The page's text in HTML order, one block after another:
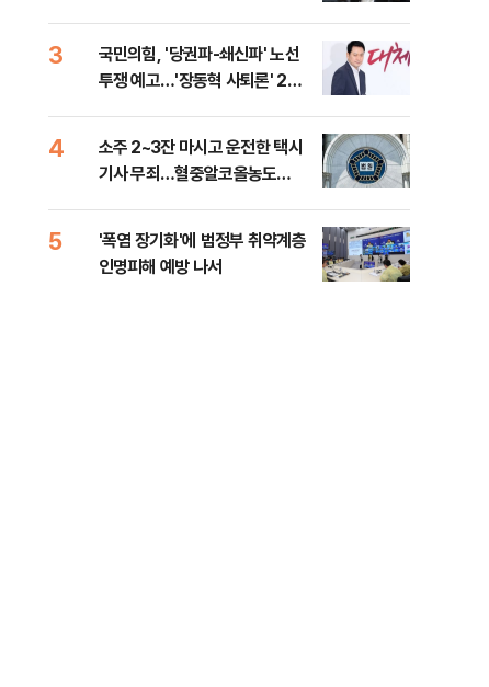
3
국민의힘, '당권파-쇄신파' 노선
투쟁 예고…'장동혁 사퇴론' 2차
4
소주 2~3잔 마시고 운전한 택시
기사 무죄…혈중알코올농도
5
'폭염 장기화'에 범정부 취약계층
인명피해 예방 나서